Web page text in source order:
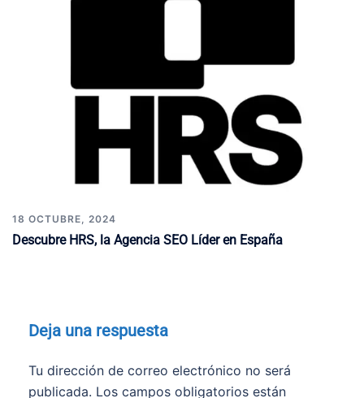
18 OCTUBRE, 2024
Descubre HRS, la Agencia SEO Líder en España
Deja una respuesta
Tu dirección de correo electrónico no será
publicada. Los campos obligatorios están